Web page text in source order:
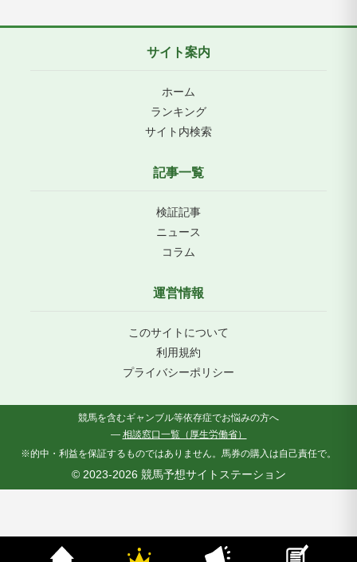
サイト案内
ホーム
ランキング
サイト内検索
記事一覧
検証記事
ニュース
コラム
運営情報
このサイトについて
利用規約
プライバシーポリシー
競馬を含むギャンブル等依存症でお悩みの方へ
— 相談窓口一覧（厚生労働省）
※的中・利益を保証するものではありません。 馬券の購入は自己責任で。
© 2023-2026 競馬予想サイトステーション